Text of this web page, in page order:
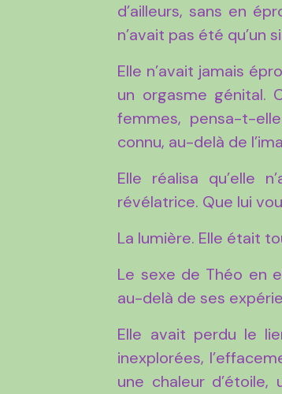
d’ailleurs, sans en
n’avait pas été qu’un
Elle n’avait jamais
un orgasme génital.
femmes, pensa-t-
connu, au-delà de
Elle réalisa qu’elle
révélatrice. Que lui
La lumière. Elle était
Le sexe de Théo en
au-delà de ses
Elle avait perdu le
inexplorées,
une chaleur